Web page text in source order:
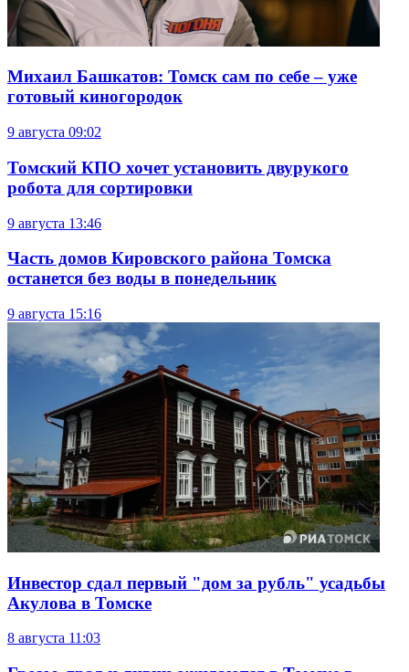
Михаил Башкатов: Томск сам по себе – уже
готовый киногородок
9 августа 09:02
Томский КПО хочет установить двурукого
робота для сортировки
9 августа 13:46
Часть домов Кировского района Томска
останется без воды в понедельник
9 августа 15:16
Инвестор сдал первый "дом за рубль" усадьбы
Акулова в Томске
8 августа 11:03